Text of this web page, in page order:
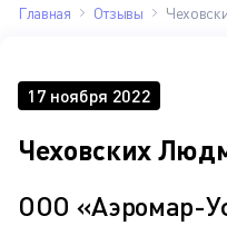
Главная Отзывы
17 ноября 2022
Чеховских
ООО «Аэромар-